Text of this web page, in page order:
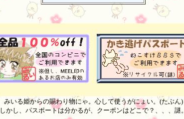
みいる姫からの賜わり物にゃ。心して使うがにょい。(たぶん)
しかし、パスポートは分かるが、クーポンはどこで？、、、謎。